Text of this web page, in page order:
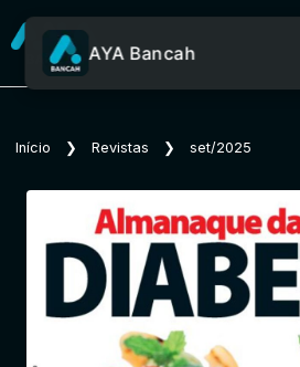
Sobre o
AYA Bancah
Início ❯ Revistas ❯ set/2025